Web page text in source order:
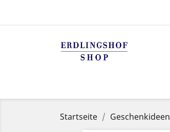
Startseite Geschenkideen